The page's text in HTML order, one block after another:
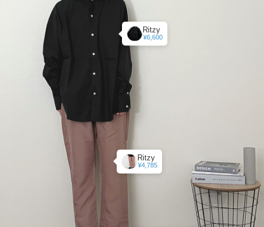
Ritzy
¥6,600
Ritzy
¥4,785